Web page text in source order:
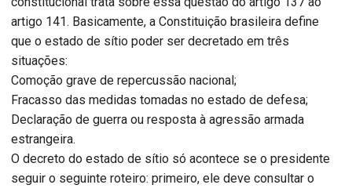
artigo 141. Basicamente, a Constituição brasileira define
que o estado de sítio poder ser decretado em três
situações:
Comoção grave de repercussão nacional;
Fracasso das medidas tomadas no estado de defesa;
Declaração de guerra ou resposta à agressão armada
estrangeira.
O decreto do estado de sítio só acontece se o presidente
seguir o seguinte roteiro: primeiro, ele deve consultar o